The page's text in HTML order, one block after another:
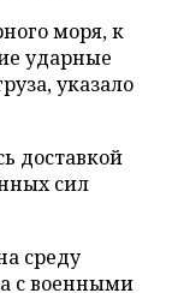
моря, к
ударные
указало
доставкой
сил
среду
с военными